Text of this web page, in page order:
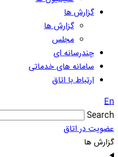
گزارش ها
گزارش ها
مجلس
چندرسانه ای
سامانه های خدماتی
ارتباط با اتاق
En
Search
عضویت در اتاق
گزارش ها